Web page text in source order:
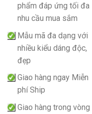
phẩm đáp ứng tối đa
nhu cầu mua sắm
Mẫu mã đa dạng với
nhiều kiểu dáng độc,
đẹp
Giao hàng ngay Miễn
phí Ship
Giao hàng trong vòng